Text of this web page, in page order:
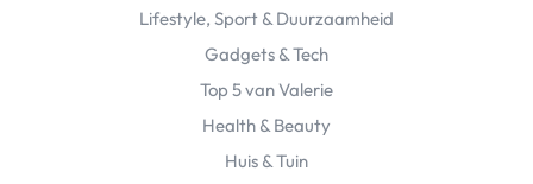
Lifestyle, Sport & Duurzaamheid
Gadgets & Tech
Top 5 van Valerie
Health & Beauty
Huis & Tuin